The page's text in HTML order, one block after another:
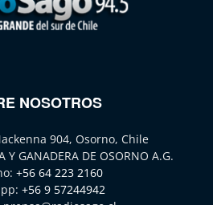
NOSOTROS
904, Osorno, Chile
Y GANADERA DE OSORNO A.G.
+56 64 223 2160
+56 9 57244942